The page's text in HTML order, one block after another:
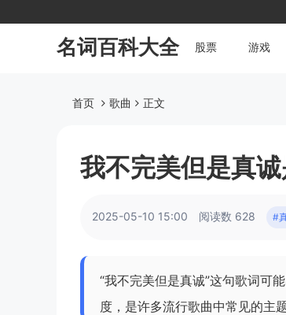
名词百科大全 股票 游戏
首页 歌曲 正文
我不完美但是真
2025-05-10 15:00 阅读数 628 #
“我不完美但是真诚”这句歌词可
度，是许多流行歌曲中常见的主